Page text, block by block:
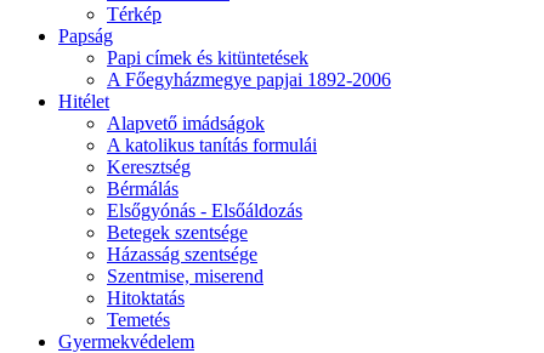
Térkép
Papság
Papi címek és kitüntetések
A Főegyházmegye papjai 1892-2006
Hitélet
Alapvető imádságok
A katolikus tanítás formulái
Keresztség
Bérmálás
Elsőgyónás - Elsőáldozás
Betegek szentsége
Házasság szentsége
Szentmise, miserend
Hitoktatás
Temetés
Gyermekvédelem